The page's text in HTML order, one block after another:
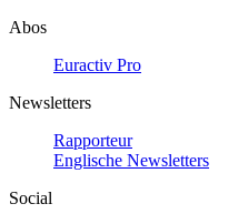
Abos
Euractiv Pro
Newsletters
Rapporteur
Englische Newsletters
Social